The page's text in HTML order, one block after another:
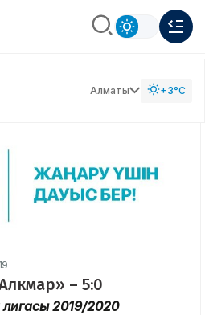
Алматы +3°C
– 5:0
2019/2020